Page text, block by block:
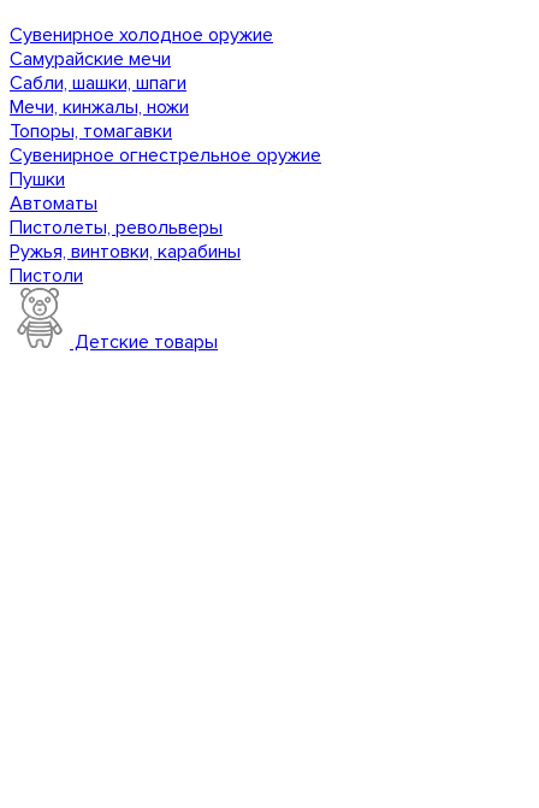
Сувенирное холодное оружие
Самурайские мечи
Сабли, шашки, шпаги
Мечи, кинжалы, ножи
Топоры, томагавки
Сувенирное огнестрельное оружие
Пушки
Автоматы
Пистолеты, револьверы
Ружья, винтовки, карабины
Пистоли
Детские товары